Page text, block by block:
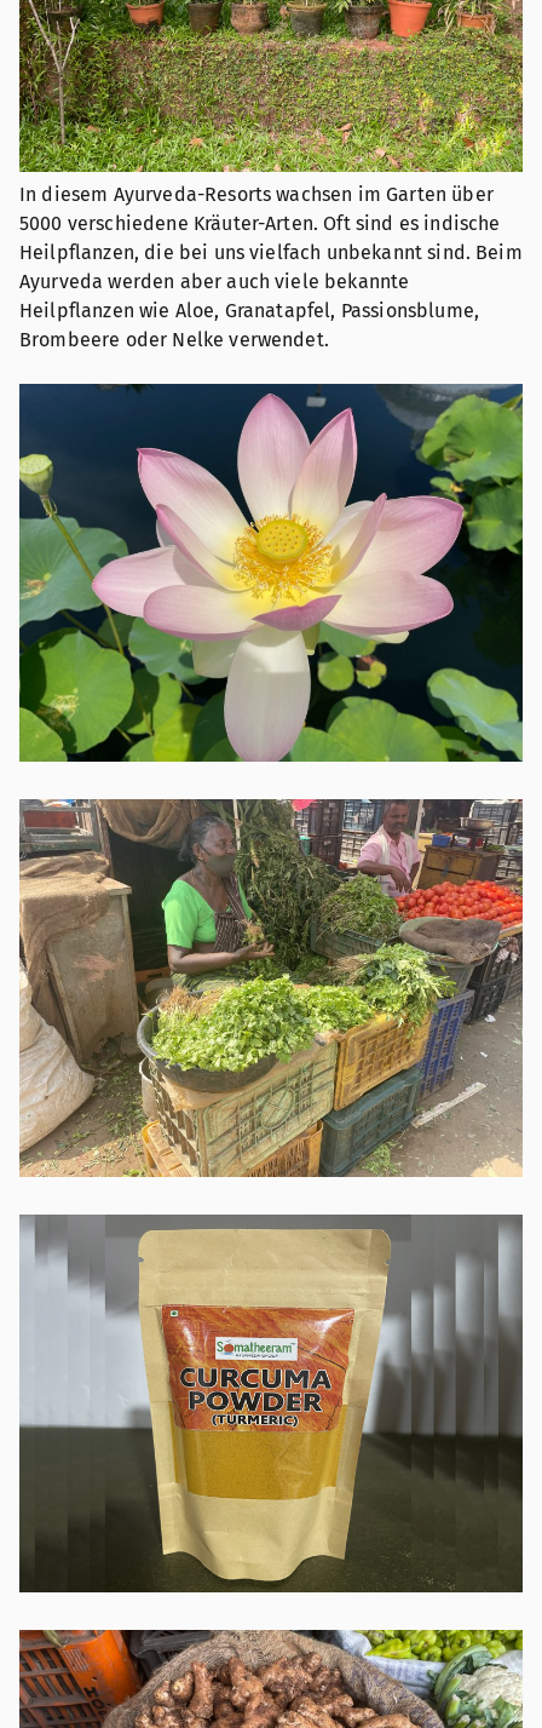
In diesem Ayurveda-Resorts wachsen im Garten über
5000 verschiedene Kräuter-Arten. Oft sind es indische
Heilpflanzen, die bei uns vielfach unbekannt sind. Beim
Ayurveda werden aber auch viele bekannte
Heilpflanzen wie Aloe, Granatapfel, Passionsblume,
Brombeere oder Nelke verwendet.